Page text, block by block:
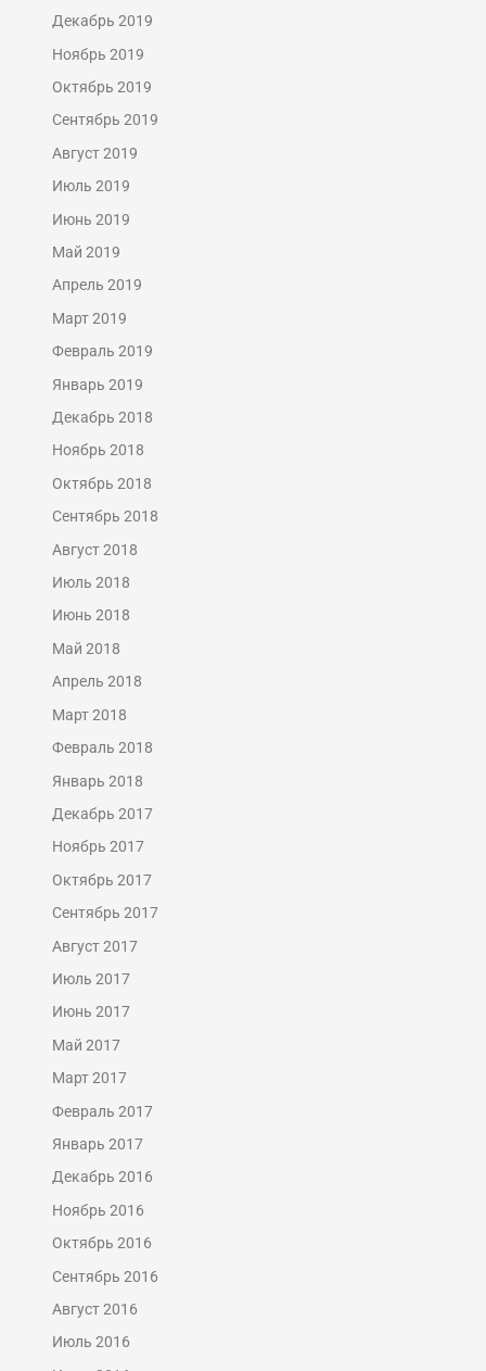
Декабрь 2019
Ноябрь 2019
Октябрь 2019
Сентябрь 2019
Август 2019
Июль 2019
Июнь 2019
Май 2019
Апрель 2019
Март 2019
Февраль 2019
Январь 2019
Декабрь 2018
Ноябрь 2018
Октябрь 2018
Сентябрь 2018
Август 2018
Июль 2018
Июнь 2018
Май 2018
Апрель 2018
Март 2018
Февраль 2018
Январь 2018
Декабрь 2017
Ноябрь 2017
Октябрь 2017
Сентябрь 2017
Август 2017
Июль 2017
Июнь 2017
Май 2017
Март 2017
Февраль 2017
Январь 2017
Декабрь 2016
Ноябрь 2016
Октябрь 2016
Сентябрь 2016
Август 2016
Июль 2016